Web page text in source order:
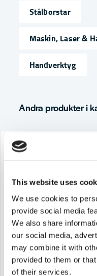
This website uses
We use cookies to
provide social media
We also share
our social media,
may combine it with
provided to them or
of their services.
Namn
email
Stålborstar
Maskin, Laser &
Handverktyg
Andra produkter i
OSBORN
Osborn Handstålborste
170 kr
-19%